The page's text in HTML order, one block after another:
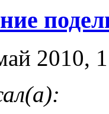
2010,